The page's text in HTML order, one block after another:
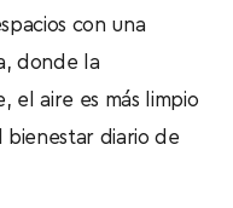
con una
donde la
el aire es más limpio
bienestar diario de